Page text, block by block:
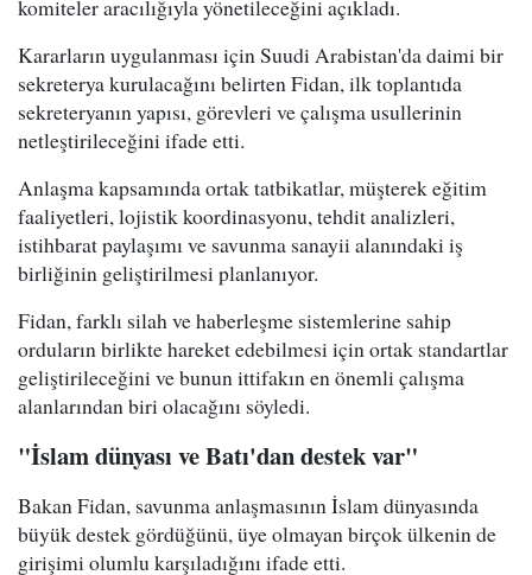
komiteler aracılığıyla yönetileceğini açıkladı.
Kararların uygulanması için Suudi Arabistan'da daimi bir
sekreterya kurulacağını belirten Fidan, ilk toplantıda
sekreteryanın yapısı, görevleri ve çalışma usullerinin
netleştirileceğini ifade etti.
Anlaşma kapsamında ortak tatbikatlar, müşterek eğitim
faaliyetleri, lojistik koordinasyonu, tehdit analizleri,
istihbarat paylaşımı ve savunma sanayii alanındaki iş
birliğinin geliştirilmesi planlanıyor.
Fidan, farklı silah ve haberleşme sistemlerine sahip
orduların birlikte hareket edebilmesi için ortak standartlar
geliştirileceğini ve bunun ittifakın en önemli çalışma
alanlarından biri olacağını söyledi.
"İslam dünyası ve Batı'dan destek var"
Bakan Fidan, savunma anlaşmasının İslam dünyasında
büyük destek gördüğünü, üye olmayan birçok ülkenin de
girişimi olumlu karşıladığını ifade etti.